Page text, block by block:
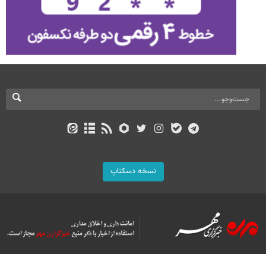
نسخه دسکتاپ